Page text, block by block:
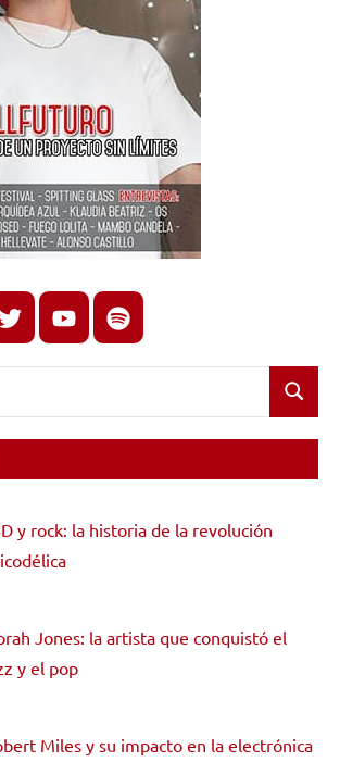
X youtubespotify
Buscar
y rock: la historia de la revolución
Jones: la artista que conquistó el
y el pop
Miles y su impacto en la electrónica